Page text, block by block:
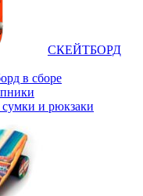
СКЕЙТБОРД
в сборе
и рюкзаки